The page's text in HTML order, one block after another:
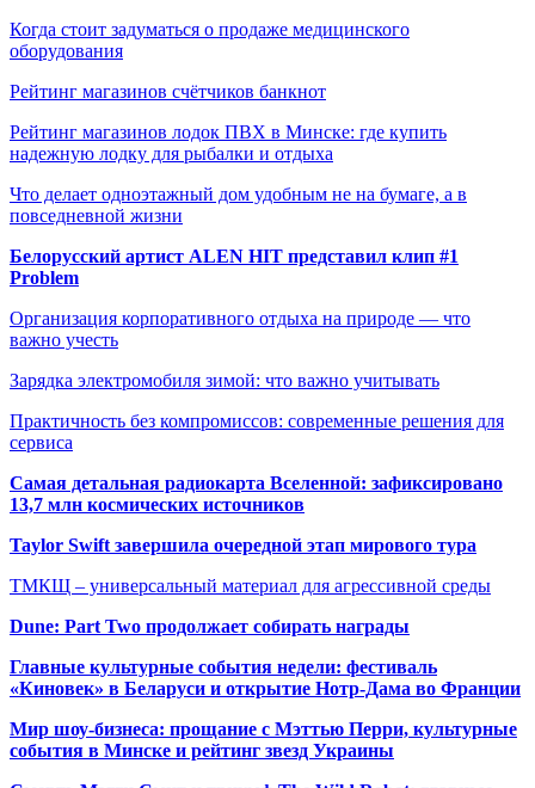
Когда стоит задуматься о продаже медицинского
оборудования
Рейтинг магазинов счётчиков банкнот
Рейтинг магазинов лодок ПВХ в Минске: где купить
надежную лодку для рыбалки и отдыха
Что делает одноэтажный дом удобным не на бумаге, а в
повседневной жизни
Белорусский артист ALEN HIT представил клип #1
Problem
Организация корпоративного отдыха на природе — что
важно учесть
Зарядка электромобиля зимой: что важно учитывать
Практичность без компромиссов: современные решения для
сервиса
Самая детальная радиокарта Вселенной: зафиксировано
13,7 млн космических источников
Taylor Swift завершила очередной этап мирового тура
ТМКЩ – универсальный материал для агрессивной среды
Dune: Part Two продолжает собирать награды
Главные культурные события недели: фестиваль
«Киновек» в Беларуси и открытие Нотр-Дама во Франции
Мир шоу-бизнеса: прощание с Мэттью Перри, культурные
события в Минске и рейтинг звезд Украины